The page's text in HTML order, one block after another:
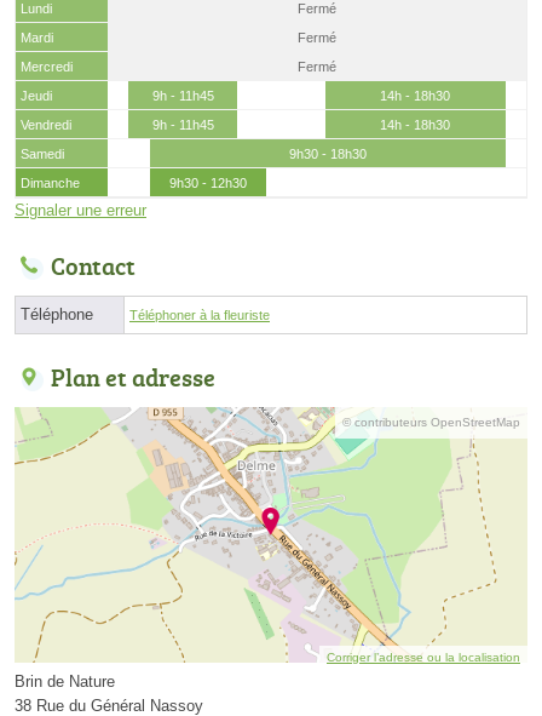
Lundi
Fermé
Mardi
Fermé
Mercredi
Fermé
Jeudi
9h - 11h45
14h - 18h30
Vendredi
9h - 11h45
14h - 18h30
Samedi
9h30 - 18h30
Dimanche
9h30 - 12h30
Signaler une erreur
Contact
Téléphone Téléphoner à la fleuriste
Plan et adresse
© contributeurs OpenStreetMap
Corriger l’adresse ou la localisation
Brin de Nature
38 Rue du Général Nassoy